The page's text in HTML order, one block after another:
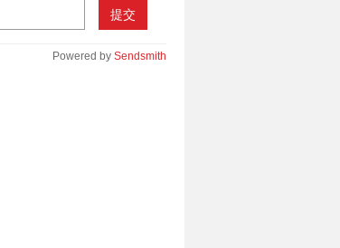
提交
Powered by Sendsmith